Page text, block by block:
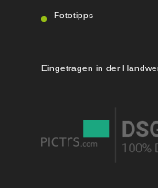
Fototipps
Eingetragen in der